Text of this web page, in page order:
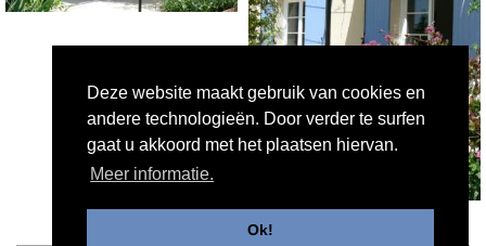
Deze website maakt gebruik van cookies en
andere technologieën. Door verder te surfen
gaat u akkoord met het plaatsen hiervan.
Meer informatie.
Ok!